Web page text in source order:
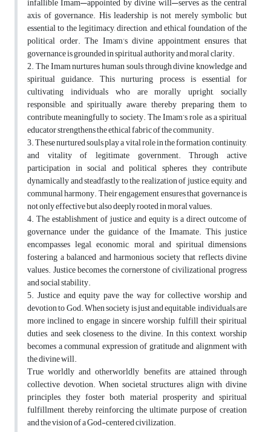
axis of governance. His leadership is not merely symbolic but
essential to the legitimacy, direction, and ethical foundation of the
political order. The Imam’s divine appointment ensures that
governance is grounded in spiritual authority and moral clarity.
2. The Imam nurtures human souls through divine knowledge and
spiritual guidance. This nurturing process is essential for
cultivating individuals who are morally upright, socially
responsible, and spiritually aware, thereby preparing them to
contribute meaningfully to society. The Imam’s role as a spiritual
educator strengthens the ethical fabric of the community.
3. These nurtured souls play a vital role in the formation, continuity,
and vitality of legitimate government. Through active
participation in social and political spheres, they contribute
dynamically and steadfastly to the realization of justice, equity, and
communal harmony. Their engagement ensures that governance is
not only effective but also deeply rooted in moral values.
4. The establishment of justice and equity is a direct outcome of
governance under the guidance of the Imamate. This justice
encompasses legal, economic, moral, and spiritual dimensions,
fostering a balanced and harmonious society that reflects divine
values. Justice becomes the cornerstone of civilizational progress
and social stability.
5. Justice and equity pave the way for collective worship and
devotion to God. When society is just and equitable, individuals are
more inclined to engage in sincere worship, fulfill their spiritual
duties, and seek closeness to the divine. In this context, worship
becomes a communal expression of gratitude and alignment with
the divine will.
True worldly and otherworldly benefits are attained through
collective devotion. When societal structures align with divine
principles, they foster both material prosperity and spiritual
fulfillment, thereby reinforcing the ultimate purpose of creation
and the vision of a God-centered civilization.